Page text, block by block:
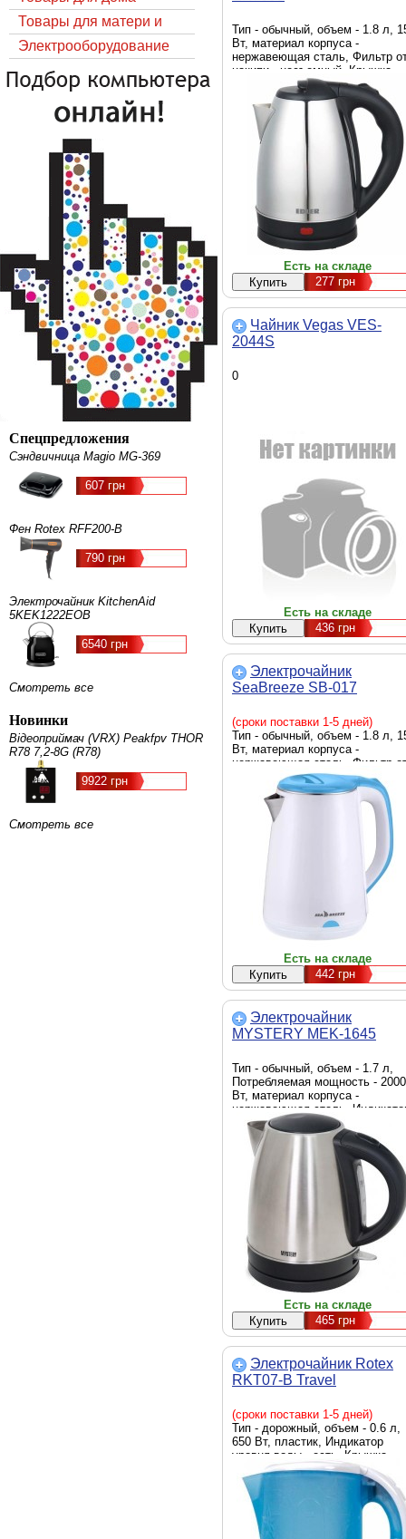
Товары для матери и
ребёнка
Электрооборудование
Спецпредложения
Сэндвичница Magio МG-369
607 грн
Фен Rotex RFF200-B
790 грн
Электрочайник KitchenAid
5KEK1222EOB
6540 грн
Смотреть все
Новинки
Відеоприймач (VRX) Peakfpv THOR
R78 7,2-8G (R78)
9922 грн
Смотреть все
Тип - обычный, объем - 1.8 л,
Вт, материал корпуса -
нержавеющая сталь, Фильтр
накипи - несъемный, Крышка -
несъемная, нержавеющая
Есть на складе
277грн
Чайник Vegas VES-
2044S
0
Есть на складе
436грн
Электрочайник
SeaBreeze SB-017
(сроки поставки 1-5 дней)
Тип - обычный, объем - 1.8 л,
Вт, материал корпуса -
нержавеющая сталь, Фильтр
накипи - есть, Крышка -
несъемная, голубой, белый
Есть на складе
442грн
Электрочайник
MYSTERY MEK-1645
Тип - обычный, объем - 1.7 л,
Потребляемая мощность - 2000
Вт, материал корпуса -
нержавеющая сталь,
уровня воды - есть, Фильтр от
накипи - есть, Крышка -
несъемная, Габариты (ВхШхГ) -
23.2 х 22.2 х 15 см
Есть на складе
465грн
Электрочайник Rotex
RKT07-B Travel
(сроки поставки 1-5 дней)
Тип - дорожный, объем - 0.6 л,
650 Вт, пластик, Индикатор
уровня воды - есть, Крышка -
несъемная, 0.78, Цвет -